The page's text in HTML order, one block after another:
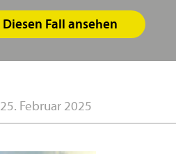
Diesen Fall ansehen
25. Februar 2025